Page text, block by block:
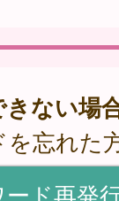
ない場
を忘れた
ド再発